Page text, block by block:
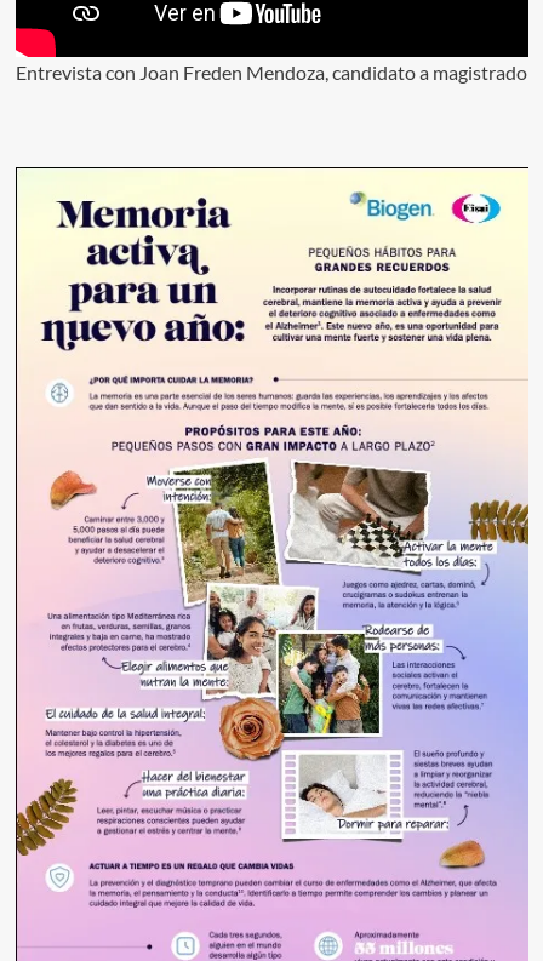
Entrevista con Joan Freden Mendoza, candidato a magistrado